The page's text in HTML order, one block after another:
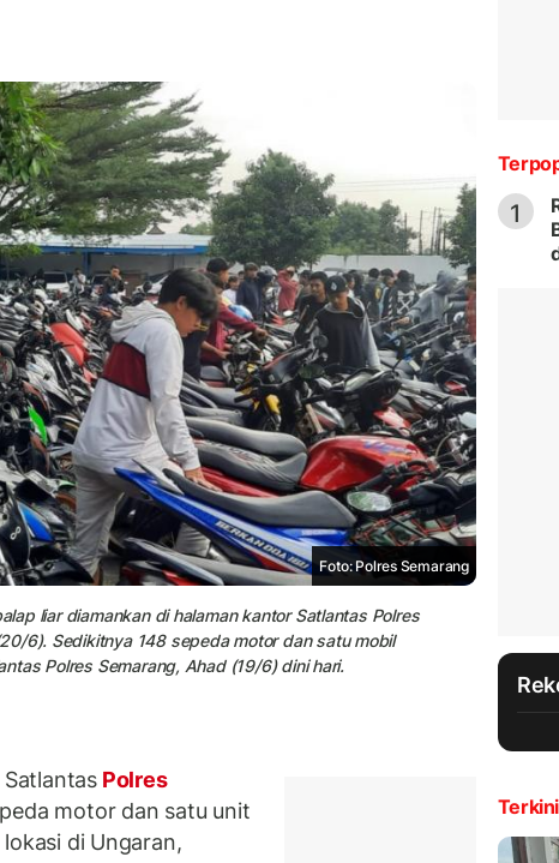
Foto: Polres Semarang
liar diamankan di halaman kantor Satlantas Polres
6). Sedikitnya 148 sepeda motor dan satu mobil
Polres Semarang, Ahad (19/6) dini hari.
SatlantasPolres
motor dan satu unit
di Ungaran,
1